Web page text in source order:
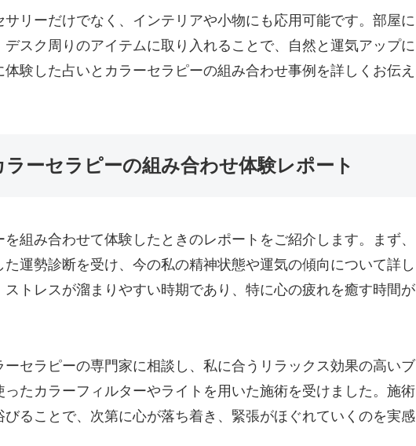
リーだけでなく、インテリアや小物にも応用可能です。部屋に
スク周りのアイテムに取り入れることで、自然と運気アップに
験した占いとカラーセラピーの組み合わせ事例を詳しくお伝え
ーセラピーの組み合わせ体験レポート
組み合わせて体験したときのレポートをご紹介します。まず、
運勢診断を受け、今の私の精神状態や運気の傾向について詳し
トレスが溜まりやすい時期であり、特に心の疲れを癒す時間が
セラピーの専門家に相談し、私に合うリラックス効果の高いブ
たカラーフィルターやライトを用いた施術を受けました。施術
ることで、次第に心が落ち着き、緊張がほぐれていくのを実感